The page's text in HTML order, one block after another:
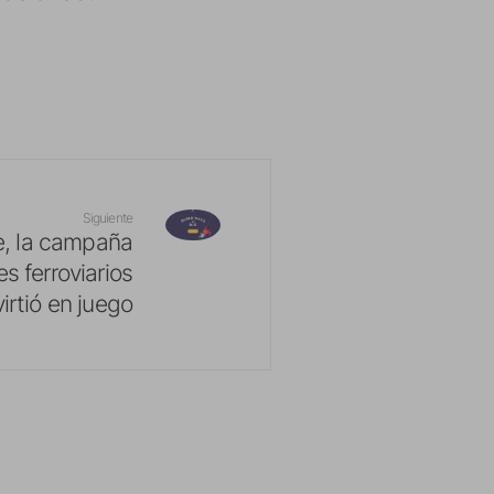
Siguiente
la campaña
ferroviarios
en juego